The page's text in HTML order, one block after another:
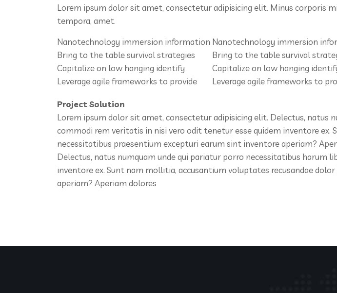
Lorem ipsum dolor sit amet, consectetur adipisicing elit. Minus corporis
tempora, amet.
Nanotechnology immersion information
Bring to the table survival strategies
Capitalize on low hanging identify
Leverage agile frameworks to provide
Nanotechnology immersion
Bring to the table survival
Capitalize on low hanging
Leverage agile frameworks to
Project Solution
Lorem ipsum dolor sit amet, consectetur adipisicing elit. Delectus, natus
commodi rem veritatis in nisi vero odit tenetur esse quidem inventore
necessitatibus praesentium excepturi earum sint inventore aperiam?
Delectus, natus numquam unde qui pariatur porro necessitatibus harum
inventore ex. Sunt nam mollitia, accusantium voluptates recusandae
aperiam? Aperiam dolores